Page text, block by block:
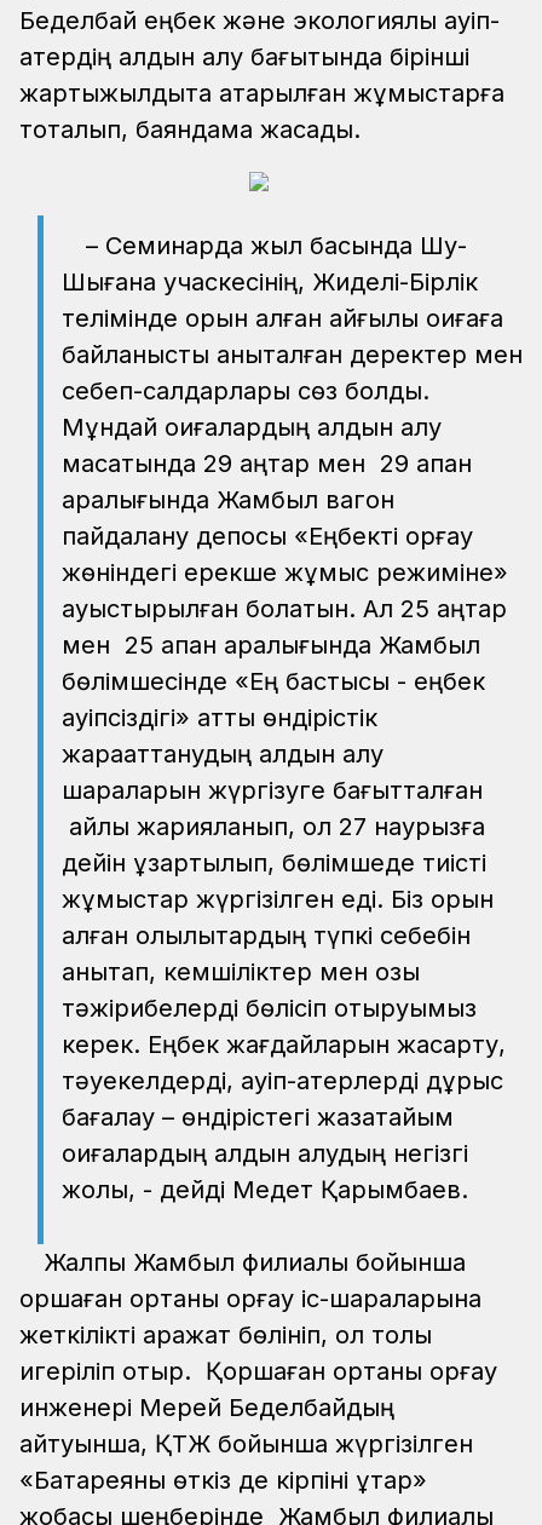
Беделбай еңбек және экологиялық қауіп-
қатердің алдын алу бағытында бірінші
жартыжылдықта атқарылған жұмыстарға
тоқталып, баяндама жасады.
– Семинарда жыл басында Шу-
Шығанақ учаскесінің, Жиделі-Бірлік
телімінде орын алған қайғылы оқиғаға
байланысты анықталған деректер мен
себеп-салдарлары сөз болды.
Мұндай оқиғалардың алдын алу
мақсатында 29 қаңтар мен 29 ақпан
аралығында Жамбыл вагон
пайдалану депосы «Еңбекті қорғау
жөніндегі ерекше жұмыс режиміне»
ауыстырылған болатын. Ал 25 қаңтар
мен 25 ақпан аралығында Жамбыл
бөлімшесінде «Ең бастысы - еңбек
қауіпсіздігі» атты өндірістік
жарақаттанудың алдын алу
шараларын жүргізуге бағытталған
айлық жарияланып, ол 27 наурызға
дейін ұзартылып, бөлімшеде тиісті
жұмыстар жүргізілген еді. Біз орын
алған олқылықтардың түпкі себебін
анықтап, кемшіліктер мен озық
тәжірибелерді бөлісіп отыруымыз
керек. Еңбек жағдайларын жақсарту,
тәуекелдерді, қауіп-қатерлерді дұрыс
бағалау – өндірістегі жазатайым
оқиғалардың алдын алудың негізгі
жолы, - дейді Медет Қарымбаев.
Жалпы Жамбыл филиалы бойынша
қоршаған ортаны қорғау іс-шараларына
жеткілікті қаражат бөлініп, ол толық
игеріліп отыр. Қоршаған ортаны қорғау
инженері Мерей Беделбайдың
айтуынша, ҚТЖ бойынша жүргізілген
«Батареяны өткіз де кірпіні құтқар»
жобасы шеңберінде Жамбыл филиалы